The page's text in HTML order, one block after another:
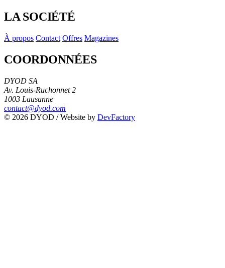
LA SOCIÉTÉ
À propos Contact Offres Magazines
COORDONNÉES
DYOD SA
Av. Louis-Ruchonnet 2
1003 Lausanne
contact@dyod.com
© 2026 DYOD / Website by DevFactory